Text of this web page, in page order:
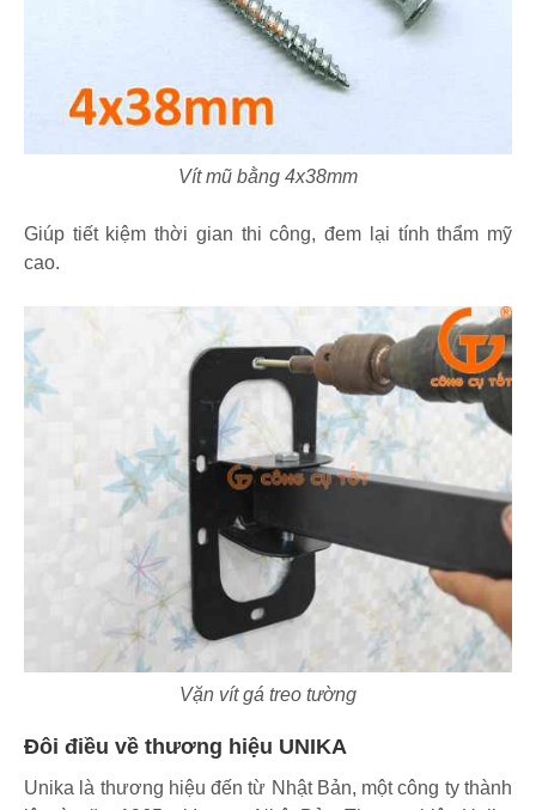
Vít mũ bằng 4x38mm
Giúp tiết kiệm thời gian thi công, đem lại tính thẩm mỹ
cao.
Vặn vít gá treo tường
Đôi điều về thương hiệu UNIKA
Unika là thương hiệu đến từ Nhật Bản, một công ty thành